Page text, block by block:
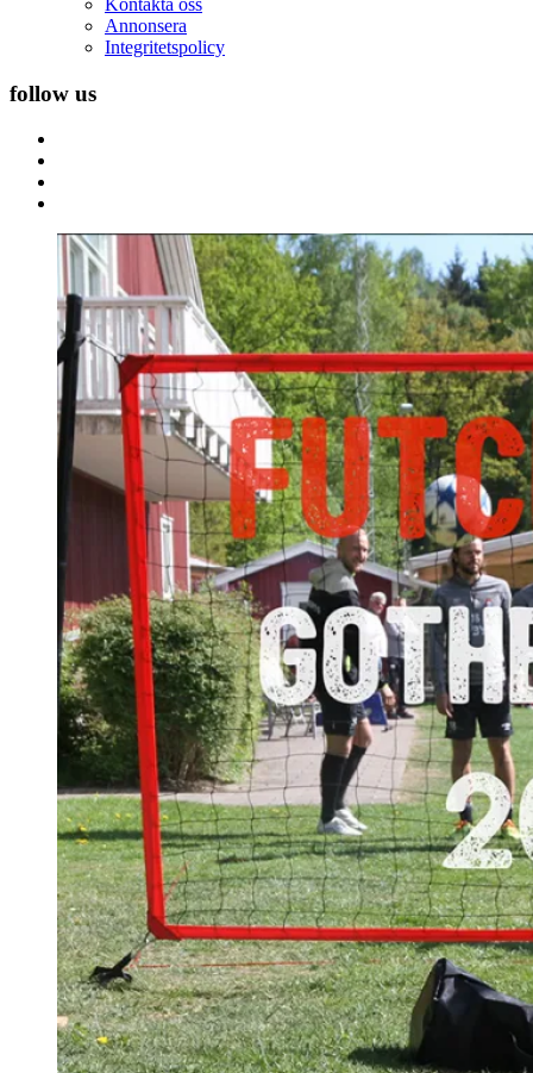
Kontakta oss
Annonsera
Integritetspolicy
follow us